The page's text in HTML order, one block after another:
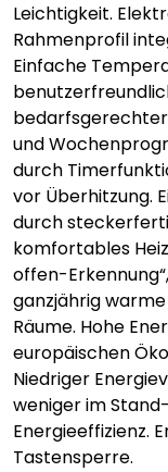
Leichtigkeit.
Rahmenprofil
Einfache
und
durch
vor Überhitzung.
durch
komfortables
offen-
ganzjährig
Räume. Hohe
europäischen
Niedriger
weniger im
Energieeffizienz.
Tastensperre.